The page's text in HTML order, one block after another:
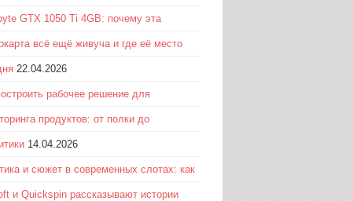
GTX 1050 Ti 4GB: почему эта
всё ещё живуча и где её место
22.04.2026
рабочее решение для
продуктов: от полки до
14.04.2026
и сюжет в современных слотах: как
и Quickspin рассказывают истории